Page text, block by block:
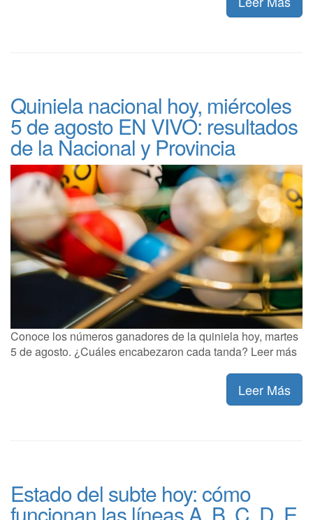
Quiniela nacional hoy, miércoles
5 de agosto EN VIVO: resultados
de la Nacional y Provincia
Conoce los números ganadores de la quiniela hoy, martes
5 de agosto. ¿Cuáles encabezaron cada tanda? Leer más
Leer Más
Estado del subte hoy: cómo